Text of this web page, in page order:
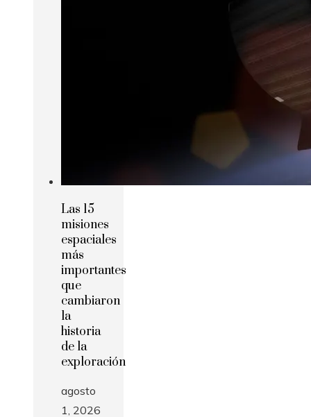
Las 15
misiones
espaciales
más
importantes
que
cambiaron
la
historia
de la
exploración
agosto
1, 2026